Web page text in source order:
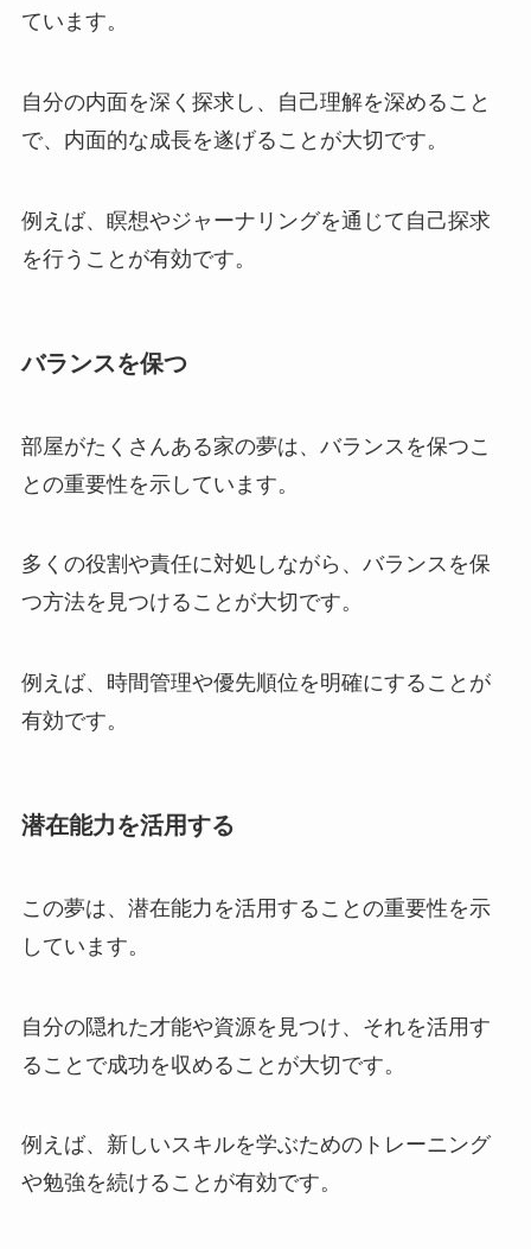
ています。
自分の内面を深く探求し、自己理解を深めること
で、内面的な成長を遂げることが大切です。
例えば、瞑想やジャーナリングを通じて自己探求
を行うことが有効です。
バランスを保つ
部屋がたくさんある家の夢は、バランスを保つこ
との重要性を示しています。
多くの役割や責任に対処しながら、バランスを保
つ方法を見つけることが大切です。
例えば、時間管理や優先順位を明確にすることが
有効です。
潜在能力を活用する
この夢は、潜在能力を活用することの重要性を示
しています。
自分の隠れた才能や資源を見つけ、それを活用す
ることで成功を収めることが大切です。
例えば、新しいスキルを学ぶためのトレーニング
や勉強を続けることが有効です。